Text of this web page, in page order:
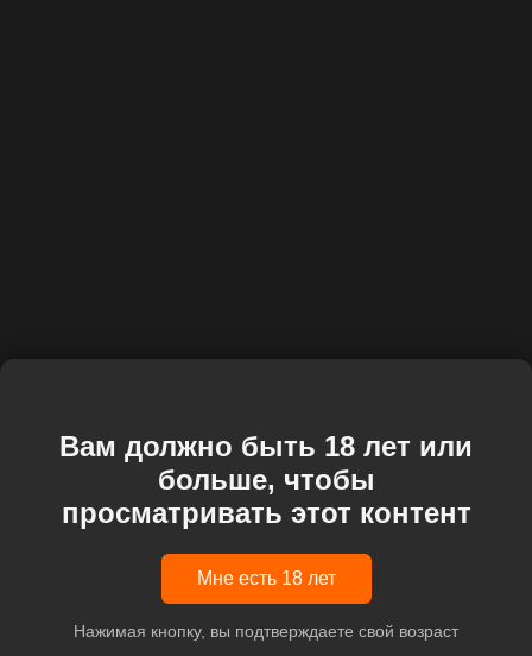
Вам должно быть 18 лет или
больше, чтобы
просматривать этот контент
Мне есть 18 лет
Нажимая кнопку, вы подтверждаете свой возраст